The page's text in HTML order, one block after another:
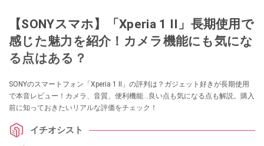
【SONYスマホ】「Xperia 1 II」長期使用で
感じた魅力を紹介！カメラ機能にも気にな
る点はある？
SONYのスマートフォン「Xperia 1 II」の評判は？ガジェット好きが長期使用
で本音レビュー！カメラ、音質、便利機能…良い点も気になる点も解説。購入
前に知っておきたいリアルな評価をチェック！
イチオシスト